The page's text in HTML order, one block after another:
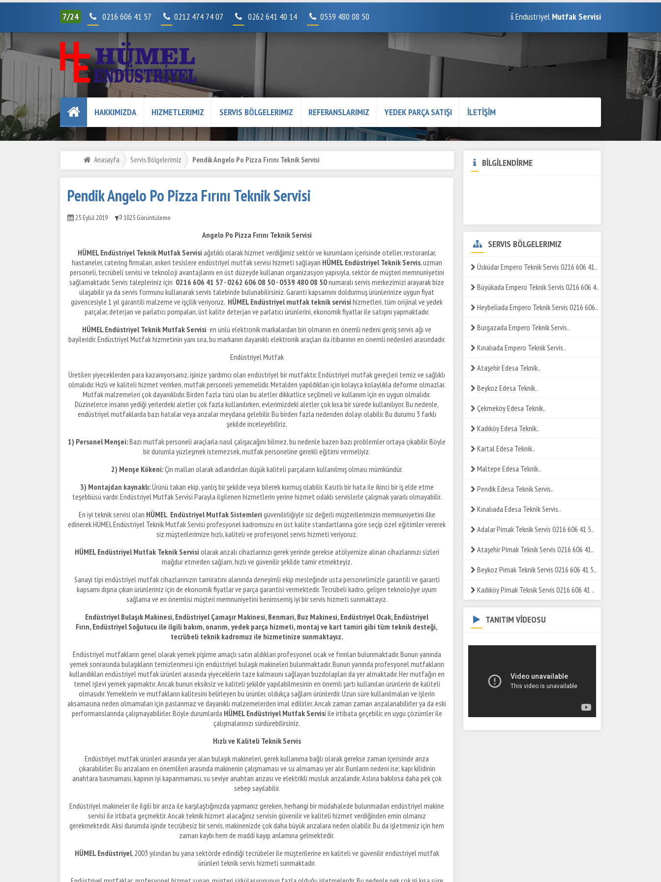
7/24 0216 606 41 57 0212 474 74 07 0262 641 40 14 0539 480 08 50 Endustriyel Mutfak Servisi
HAKKIMIZDA HIZMETLERIMIZ SERVIS BÖLGELERIMIZ REFERANSLARIMIZ YEDEK PARÇA SATIŞI İLETİŞİM
Anasayfa Servis Bölgelerimiz Pendik Angelo Po Pizza Fırını Teknik Servisi
Pendik Angelo Po Pizza Fırını Teknik Servisi
25 Eylül 2019 1025 Görüntüleme
Angelo Po Pizza Fırını Teknik Servisi
HÜMEL Endüstriyel Teknik Mutfak Servisi ağırlıklı olarak hizmet verdiğimiz sektör ve kurumların içerisinde oteller, restoranlar,
hastaneler, catering firmaları, askeri tesislere endüstriyel mutfak servisi hizmeti sağlayan HÜMEL Endüstriyel Teknik Servis, uzman
personeli, tecrübeli servisi ve teknoloji avantajlarını en üst düzeyde kullanan organizasyon yapısıyla, sektör de müşteri memnuniyetini
sağlamaktadır. Servis talepleriniz için 0216 606 41 57 - 0262 606 08 50 - 0539 480 08 50numaralı servis merkezimizi arayarak bize
ulaşabilir ya da servis formunu kullanarak servis talebinde bulunabilirsiniz. Garanti kapsamını doldurmuş ürünlerinize uygun fiyat
güvencesiyle 1 yıl garantili malzeme ve işçilik veriyoruz. HÜMEL Endüstriyel mutfak teknik servisi hizmetleri, tüm orijinal ve yedek
parçalar, deterjan ve parlatıcı pompaları, üst kalite deterjan ve parlatıcı ürünlerini, ekonomik fiyatlar ile satışını yapmaktadır.
HÜMEL Endüstriyel Teknik Mutfak Servisi en ünlü elektronik markalardan biri olmanın en önemli nedeni geniş servis ağı ve
bayileridir. Endüstriyel Mutfak hizmetinin yanı sıra, bu markanın dayanıklı elektronik araçları da itibarının en önemli nedenleri arasındadır.
Endüstriyel Mutfak
Üretilen yiyeceklerden para kazanıyorsanız, işinize yardımcı olan endüstriyel bir mutfaktır. Endüstriyel mutfak gereçleri temiz ve sağlıklı
olmalıdır. Hızlı ve kaliteli hizmet verirken, mutfak personeli yememelidir. Metalden yapıldıkları için kolayca kolaylıkla deforme olmazlar.
Mutfak malzemeleri çok dayanıklıdır. Birden fazla türü olan bu aletler dikkatlice seçilmeli ve kullanım için en uygun olmalıdır.
Düzinelerce insanın yediği yerlerdeki aletler çok fazla kullanılırken, evlerimizdeki aletler çok kısa bir sürede kullanılıyor. Bu nedenle,
endüstriyel mutfaklarda bazı hatalar veya arızalar meydana gelebilir. Bu birden fazla nedenden dolayı olabilir. Bu durumu 3 farklı
şekilde inceleyebiliriz.
1) Personel Menşei:Bazı mutfak personeli araçlarla nasıl çalışacağını bilmez, bu nedenle bazen bazı problemler ortaya çıkabilir. Böyle
bir durumla yüzleşmek istemezsek, mutfak personeline gerekli eğitimi vermeliyiz.
2) Menşe Kökeni:Çin malları olarak adlandırılan düşük kaliteli parçaların kullanılmış olması mümkündür.
3) Montajdan kaynaklı:Ürünü takan ekip, yanlış bir şekilde veya bilerek kurmuş olabilir. Kasıtlı bir hata ile ikinci bir iş elde etme
teşebbüsü vardır. Endüstriyel Mutfak Servisi Parayla ilgilenen hizmetlerin yerine hizmet odaklı servislerle çalışmak yararlı olmayabilir.
En iyi teknik servisi olan HÜMEL Endüstriyel Mutfak Sistemleri güvenilirliğiyle siz değerli müşterilerimizin memnuniyetini ilke
edinerek HÜMEL Endüstriyel Teknik Mutfak Servisi profesyonel kadromuzu en üst kalite standartlarına göre seçip özel eğitimler vererek
siz müşterilerimize hızlı, kaliteli ve profesyonel servis hizmeti veriyoruz.
HÜMEL Endüstriyel Mutfak Teknik Servisi olarak arızalı cihazlarınızı gerek yerinde gerekse atölyemize alınan cihazlarınızı sizleri
mağdur etmeden sağlam, hızlı ve güvenilir şekilde tamir etmekteyiz.
Sanayi tipi endüstriyel mutfak cihazlarınızın tamiratını alanında deneyimli ekip mesleğinde usta personelimizle garantili ve garanti
kapsamı dışına çıkan ürünleriniz için de ekonomik fiyatlar ve parça garantisi vermektedir. Tecrübeli kadro, gelişen teknolojiye uyum
sağlama ve en önemlisi müşteri memnuniyetini benimsemiş iyi bir servis hizmeti sunmaktayız.
Endüstriyel Bulaşık Makinesi, Endüstriyel Çamaşır Makinesi, Benmari, Buz Makinesi, Endüstriyel Ocak, Endüstriyel
Fırın, Endüstriyel Soğutucu ile ilgili bakım, onarım, yedek parça hizmeti, montaj ve kart tamiri gibi tüm teknik desteği,
tecrübeli teknik kadromuz ile hizmetinize sunmaktayız.
Endüstriyel mutfakların genel olarak yemek pişirme amaçlı satın aldıkları profesyonel ocak ve fırınları bulunmaktadır. Bunun yanında
yemek sonrasında bulaşıkların temizlenmesi için endüstriyel bulaşık makineleri bulunmaktadır. Bunun yanında profesyonel mutfakların
kullandıkları endüstriyel mutfak ürünleri arasında yiyeceklerin taze kalmasını sağlayan buzdolapları da yer almaktadır. Her mutfağın en
temel işlevi yemek yapmaktır. Ancak bunun eksiksiz ve kaliteli şekilde yapılabilmesinin en önemli şartı kullanılan ürünlerin de kaliteli
olmasıdır. Yemeklerin ve mutfakların kalitesini belirleyen bu ürünler, oldukça sağlam ürünlerdir. Uzun süre kullanılmaları ve işlerin
aksamasına neden olmamaları için paslanmaz ve dayanıklı malzemelerden imal edilirler. Ancak zaman zaman arızalanabilirler ya da eski
performanslarında çalışmayabilirler. Böyle durumlarda HÜMEL Endüstriyel Mutfak Servisi ile irtibata geçebilir, en uygu çözümler ile
çalışmalarınızı sürdürebilirsiniz.
Hızlı ve Kaliteli Teknik Servis
Endüstriyel mutfak ürünleri arasında yer alan bulaşık makineleri, gerek kullanıma bağlı olarak gerekse zaman içerisinde arıza
çıkarabilirler. Bu arızaların en önemlileri arasında makinenin çalışmaması ve su almaması yer alır. Bunların nedeni ise; kapı kilidinin
anahtara basmaması, kapının iyi kapanmaması, su seviye anahtarı arızası ve elektrikli musluk arızalarıdır. Aslına bakılırsa daha pek çok
sebep sayılabilir.
Endüstriyel makineler ile ilgili bir arıza ile karşılaştığınızda yapmanız gereken, herhangi bir müdahalede bulunmadan endüstriyel makine
servisi ile irtibata geçmektir. Ancak teknik hizmet alacağınız servisin güvenilir ve kaliteli hizmet verdiğinden emin olmanız
gerekmektedir. Aksi durumda işinde tecrübesiz bir servis, makinenizde çok daha büyük arızalara neden olabilir. Bu da işletmeniz için hem
zaman kaybı hem de maddi kayıp anlamına gelmektedir.
HÜMEL Endüstriyel, 2003 yılından bu yana sektörde edindiği tecrübeler ile müşterilerine en kaliteli ve güvenilir endüstriyel mutfak
ürünleri teknik servis hizmeti sunmaktadır.
BİLGİLENDİRME
SERVIS BÖLGELERIMIZ
Üsküdar Empero Teknik Servis 0216 606 41..
Büyükada Empero Teknik Servis 0216 606 4..
Heybeliada Empero Teknik Servis 0216 606..
Burgazada Empero Teknik Servis..
Kınalıada Empero Teknik Servis..
Ataşehir Edesa Teknik..
Beykoz Edesa Teknik..
Çekmeköy Edesa Teknik..
Kadıköy Edesa Teknik..
Kartal Edesa Teknik..
Maltepe Edesa Teknik..
Pendik Edesa Teknik Servis..
Kınalıada Edesa Teknik Servis..
Adalar Pimak Teknik Servis 0216 606 41 5..
Ataşehir Pimak Teknik Servis 0216 606 41..
Beykoz Pimak Teknik Servis 0216 606 41 5..
Kadıköy Pimak Teknik Servis 0216 606 41 ..
TANITIM VİDEOSU